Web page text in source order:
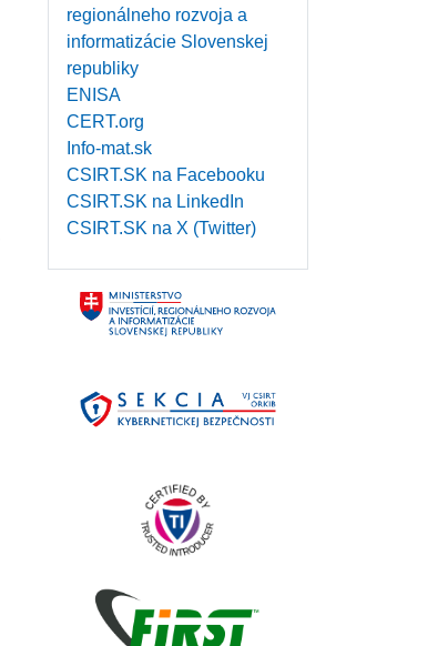
regionálneho rozvoja a
informatizácie Slovenskej
republiky
ENISA
CERT.org
Info-mat.sk
CSIRT.SK na Facebooku
CSIRT.SK na LinkedIn
CSIRT.SK na X (Twitter)